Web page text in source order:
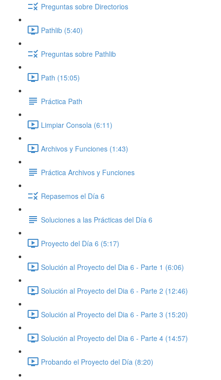
Preguntas sobre Directorios
Pathlib (5:40)
Preguntas sobre Pathlib
Path (15:05)
Práctica Path
Limpiar Consola (6:11)
Archivos y Funciones (1:43)
Práctica Archivos y Funciones
Repasemos el Día 6
Soluciones a las Prácticas del Día 6
Proyecto del Día 6 (5:17)
Solución al Proyecto del Dia 6 - Parte 1 (6:06)
Solución al Proyecto del Dia 6 - Parte 2 (12:46)
Solución al Proyecto del Dia 6 - Parte 3 (15:20)
Solución al Proyecto del Dia 6 - Parte 4 (14:57)
Probando el Proyecto del Día (8:20)